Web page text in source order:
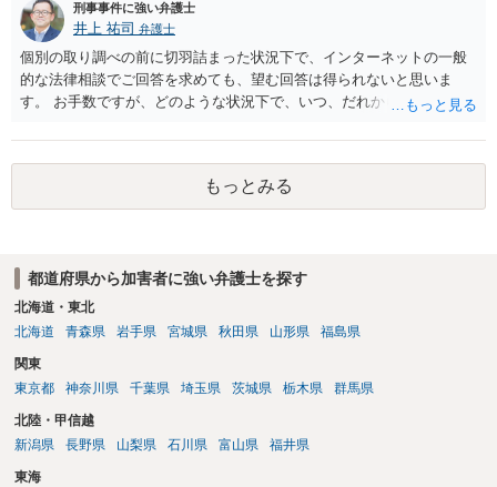
いうのが実感です。
刑事事件に強い弁護士
井上 祐司 弁護士
個別の取り調べの前に切羽詰まった状況下で、インターネットの一般
的な法律相談でご回答を求めても、望む回答は得られないと思いま
す。 お手数ですが、どのような状況下で、いつ、だれからどのような
の程度だと聞いているのかということについて、お近くで詳細な法律
相談を受けられたうえで対処方法を探された方がよいと思われます。
一般論でいえば、任意取り調べの場合、ＩＣレコーダーを持参して取
り調べ内容を録音することは必須だと考えます。
もっとみる
都道府県から加害者に強い弁護士を探す
北海道・東北
北海道
青森県 岩手県 宮城県 秋田県 山形県 福島県
関東
東京都
神奈川県 千葉県 埼玉県 茨城県 栃木県 群馬県
北陸・甲信越
新潟県
長野県 山梨県 石川県 富山県 福井県
東海